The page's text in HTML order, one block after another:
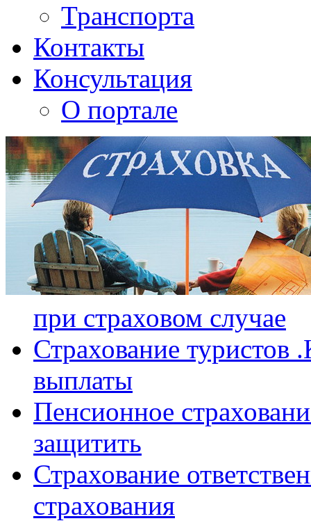
Транспорта
Контакты
Консультация
О портале
при страховом случае
Страхование туристов
выплаты
Пенсионное
защитить
Страхование
страхования